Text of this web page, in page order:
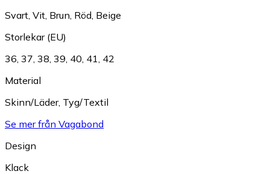
Svart Vit Brun Röd Beige
Storlekar (EU)
36 37 38 39 40 41 42
Material
Skinn/Läder, Tyg/Textil
Se mer från Vagabond
Design
Klack